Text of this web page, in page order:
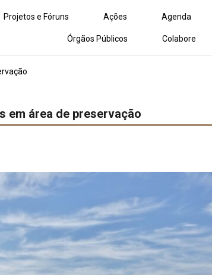
Projetos e Fóruns Ações Agenda
Órgãos Públicos Colabore
em área de preservação